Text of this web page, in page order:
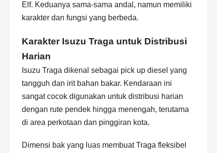
Elf. Keduanya sama-sama andal, namun memiliki
karakter dan fungsi yang berbeda.
Karakter Isuzu Traga untuk Distribusi
Harian
Isuzu Traga dikenal sebagai pick up diesel yang
tangguh dan irit bahan bakar. Kendaraan ini
sangat cocok digunakan untuk distribusi harian
dengan rute pendek hingga menengah, terutama
di area perkotaan dan pinggiran kota.
Dimensi bak yang luas membuat Traga fleksibel